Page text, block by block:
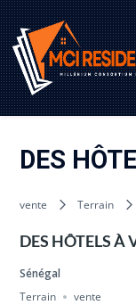
DES
vente Terrain
DES HÔTELS À
Sénégal
Terrain
vente